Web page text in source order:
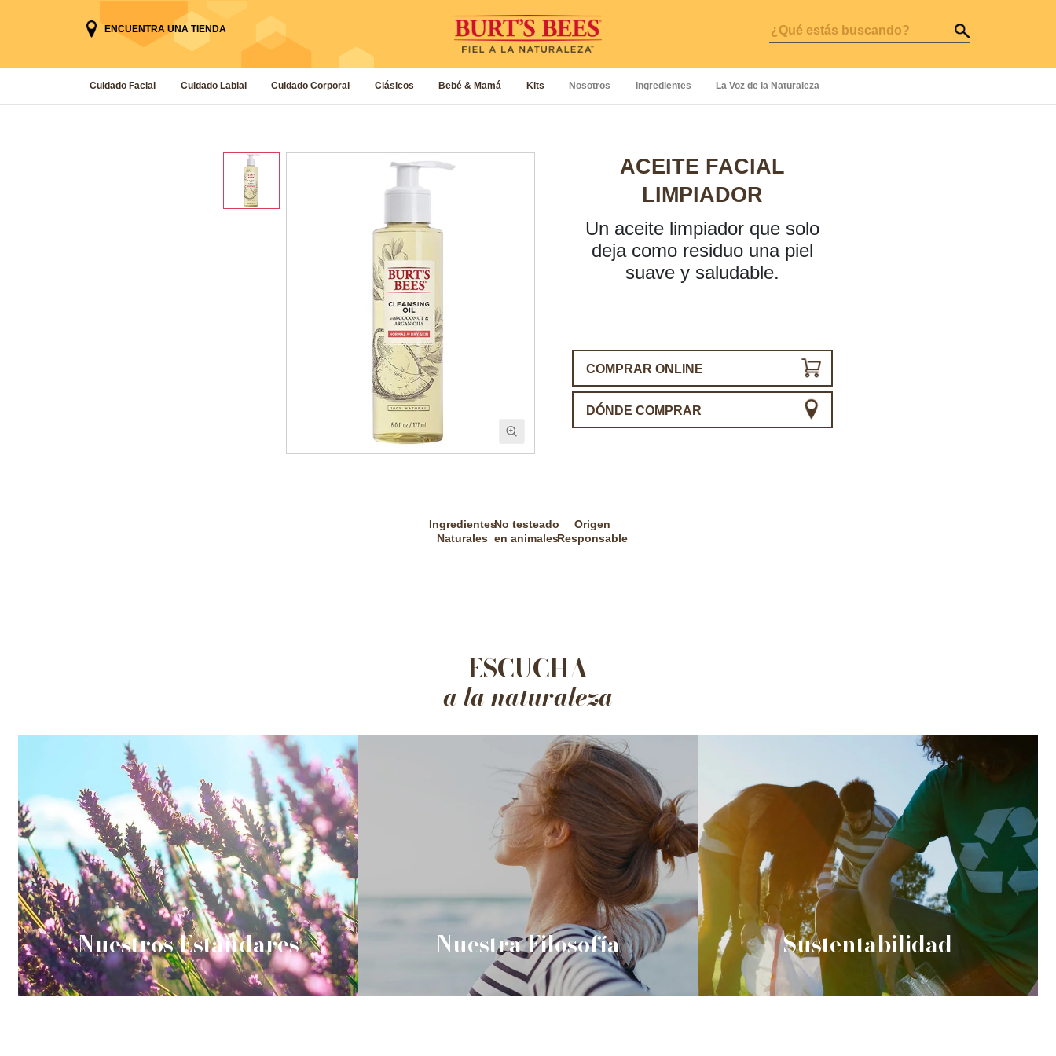
ENCUENTRA UNA TIENDA
Cuidado Facial Cuidado Labial Cuidado Corporal Clásicos Bebé & Mamá Kits Nosotros Ingredientes La Voz de la Naturaleza
ACEITE FACIAL
LIMPIADOR
Un aceite limpiador que solo
deja como residuo una piel
suave y saludable.
COMPRAR ONLINE
DÓNDE COMPRAR
Ingredientes
Naturales
No testeado
en animales
Origen
Responsable
ESCUCHA
a la naturaleza
Nuestros Estándares Nuestra Filosofía Sustentabilidad